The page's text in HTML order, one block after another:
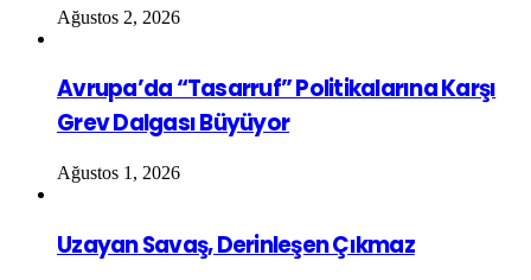
Ağustos 2, 2026
Avrupa’da “Tasarruf” Politikalarına Karşı
Grev Dalgası Büyüyor
Ağustos 1, 2026
Uzayan Savaş, Derinleşen Çıkmaz